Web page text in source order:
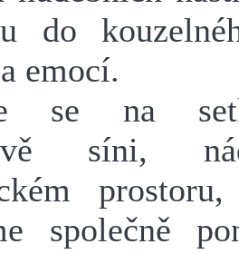
do
emocí.
se na
síni,
společně